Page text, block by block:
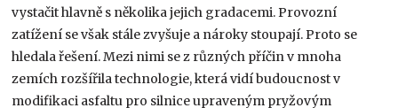
vystačit hlavně s několika jejich gradacemi. Provozní
zatížení se však stále zvyšuje a nároky stoupají. Proto se
hledala řešení. Mezi nimi se z různých příčin v mnoha
zemích rozšířila technologie, která vidí budoucnost v
modifikaci asfaltu pro silnice upraveným pryžovým